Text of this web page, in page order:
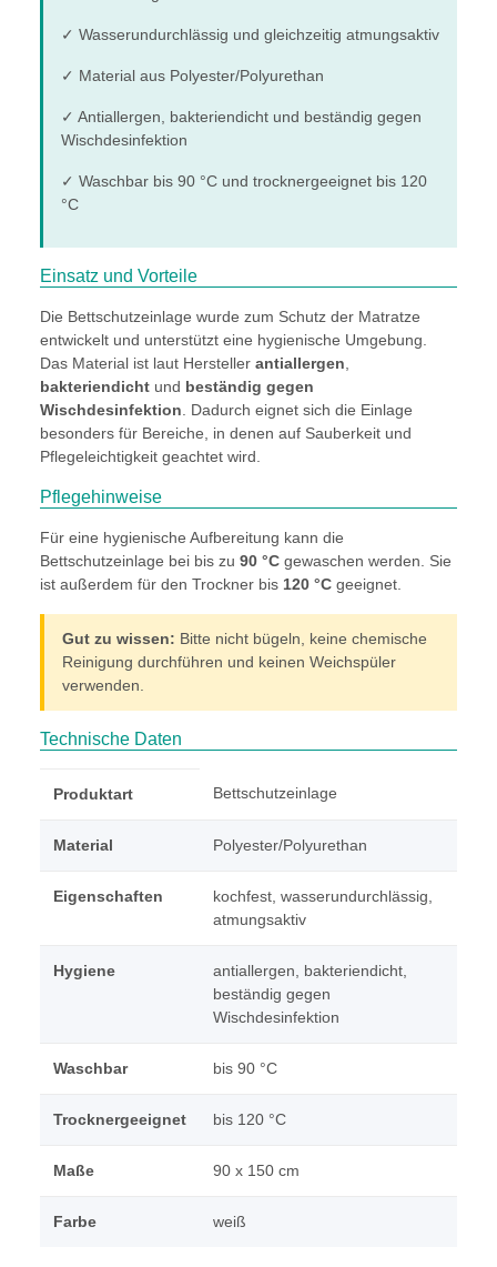
✓ Wasserundurchlässig und gleichzeitig atmungsaktiv
✓ Material aus Polyester/Polyurethan
✓ Antiallergen, bakteriendicht und beständig gegen
Wischdesinfektion
✓ Waschbar bis 90 °C und trocknergeeignet bis 120
°C
Einsatz und Vorteile
Die Bettschutzeinlage wurde zum Schutz der Matratze
entwickelt und unterstützt eine hygienische Umgebung.
Das Material ist laut Hersteller antiallergen
bakteriendicht und beständig gegen
Wischdesinfektion . Dadurch eignet sich die Einlage
besonders für Bereiche, in denen auf Sauberkeit und
Pflegeleichtigkeit geachtet wird.
Pflegehinweise
Für eine hygienische Aufbereitung kann die
Bettschutzeinlage bei bis zu 90 °C gewaschen werden. Sie
ist außerdem für den Trockner bis 120 °C geeignet.
Gut zu wissen: Bitte nicht bügeln, keine chemische
Reinigung durchführen und keinen Weichspüler
verwenden.
Technische Daten
Produktart Bettschutzeinlage
Material Polyester/Polyurethan
Eigenschaften
kochfest, wasserundurchlässig,
atmungsaktiv
Hygiene
antiallergen, bakteriendicht,
beständig gegen
Wischdesinfektion
Waschbar bis 90 °C
Trocknergeeignet bis 120 °C
Maße 90 x 150 cm
Farbe weiß